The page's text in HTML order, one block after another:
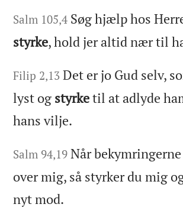
Salm 105,4 Søg hjælp hos
styrke, hold jer altid nær til
Filip 2,13 Det er jo Gud selv,
lyst og styrketil at adlyde
hans vilje.
Salm 94,19 Når
over mig, så styrker du mig
nyt mod.